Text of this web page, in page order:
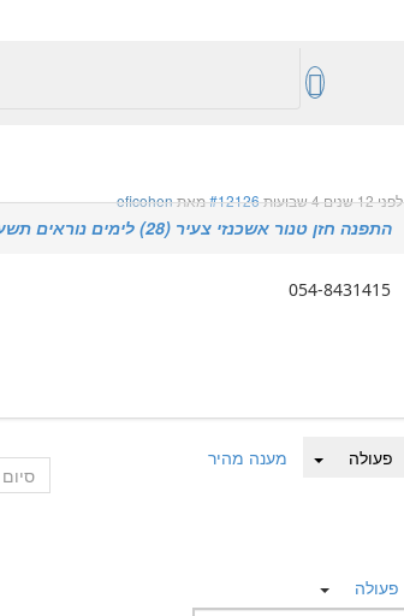
לפני 12 שנים 4 שבועות
#12126מאתeficohen
התפנה חזן טנור אשכנזי צעיר (28) לימים נוראים תשע"ה
054-8431415
מענה מהיר פעולה
סיום
פעולה